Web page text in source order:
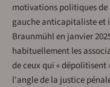
motivations politiques de
gauche anticapitaliste et
Braunmühl en janvier
habituellement les
de ceux qui «
l'angle de la justice